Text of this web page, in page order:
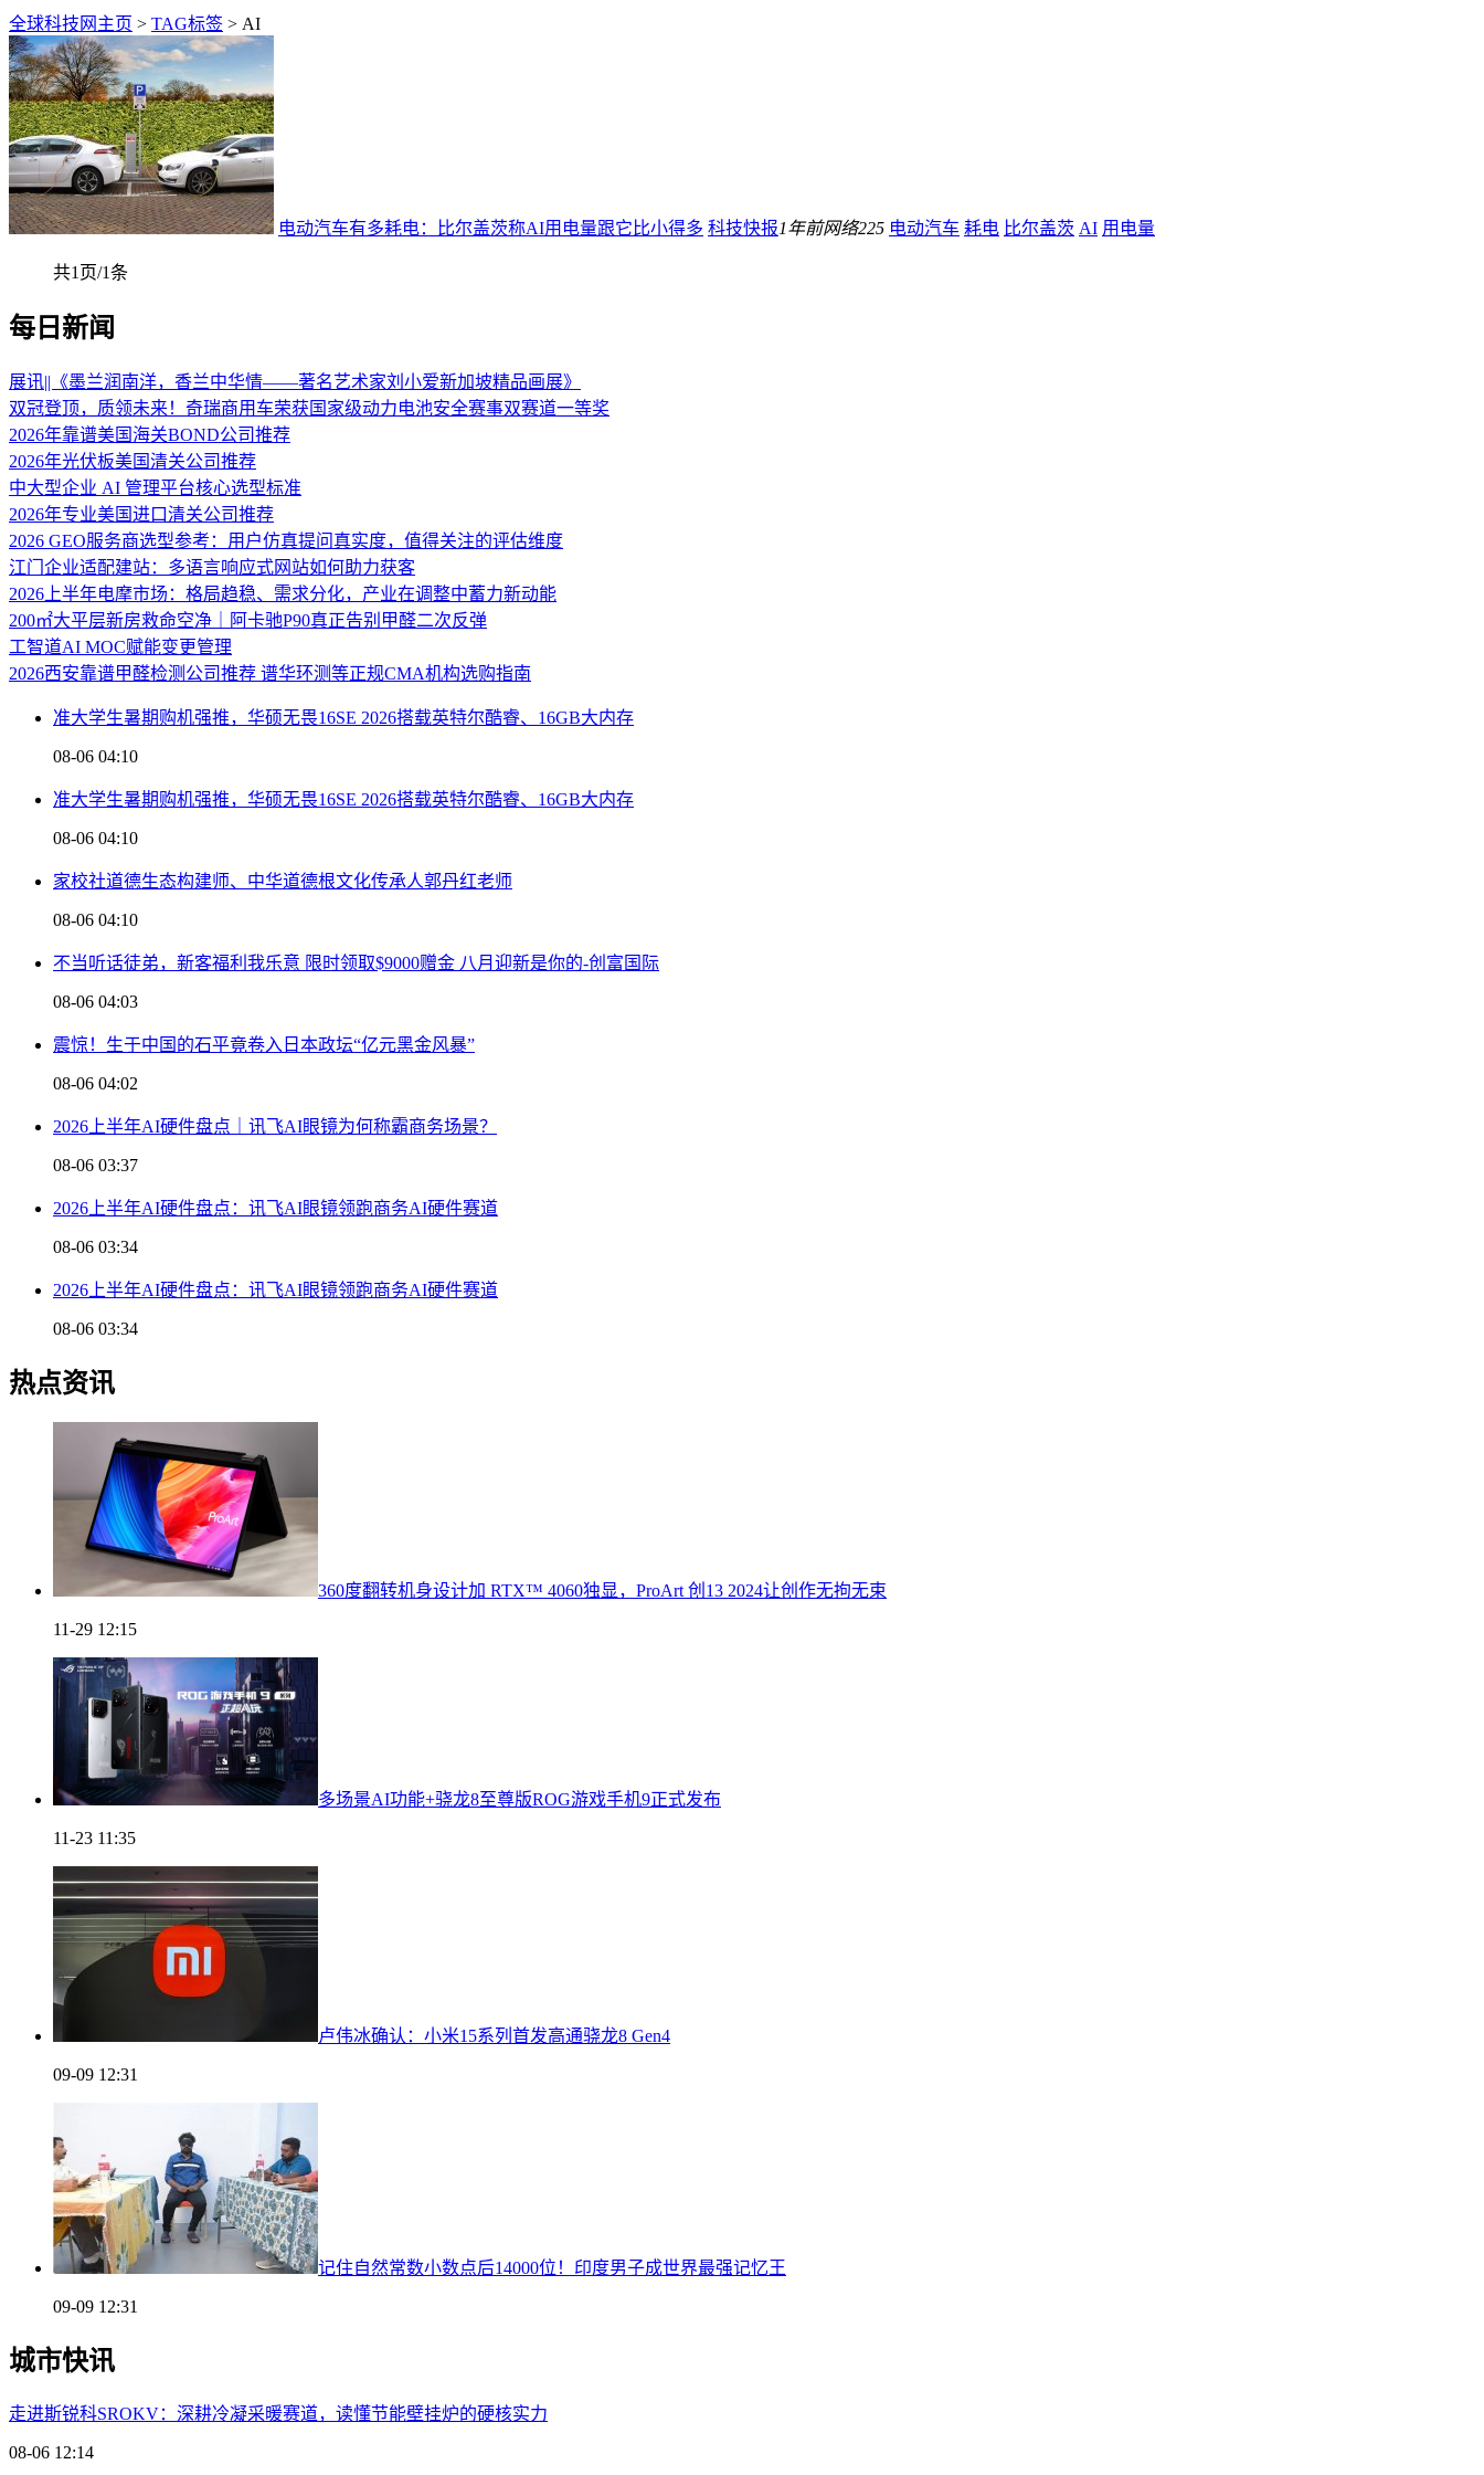
全球科技网主页 > TAG标签 > AI
电动汽车有多耗电：比尔盖茨称AI用电量跟它比小得多 科技快报1年前网络225 电动汽车 耗电 比尔盖茨 AI 用电量
共1页/1条
每日新闻
展讯||《墨兰润南洋，香兰中华情——著名艺术家刘小爱新加坡精品画展》
双冠登顶，质领未来！奇瑞商用车荣获国家级动力电池安全赛事双赛道一等奖
2026年靠谱美国海关BOND公司推荐
2026年光伏板美国清关公司推荐
中大型企业 AI 管理平台核心选型标准
2026年专业美国进口清关公司推荐
2026 GEO服务商选型参考：用户仿真提问真实度，值得关注的评估维度
江门企业适配建站：多语言响应式网站如何助力获客
2026上半年电摩市场：格局趋稳、需求分化，产业在调整中蓄力新动能
200㎡大平层新房救命空净｜阿卡驰P90真正告别甲醛二次反弹
工智道AI MOC赋能变更管理
2026西安靠谱甲醛检测公司推荐 谱华环测等正规CMA机构选购指南
准大学生暑期购机强推，华硕无畏16SE 2026搭载英特尔酷睿、16GB大内存
08-06 04:10
准大学生暑期购机强推，华硕无畏16SE 2026搭载英特尔酷睿、16GB大内存
08-06 04:10
家校社道德生态构建师、中华道德根文化传承人郭丹红老师
08-06 04:10
不当听话徒弟，新客福利我乐意 限时领取$9000赠金 八月迎新是你的-创富国际
08-06 04:03
震惊！生于中国的石平竟卷入日本政坛“亿元黑金风暴”
08-06 04:02
2026上半年AI硬件盘点｜讯飞AI眼镜为何称霸商务场景？
08-06 03:37
2026上半年AI硬件盘点：讯飞AI眼镜领跑商务AI硬件赛道
08-06 03:34
2026上半年AI硬件盘点：讯飞AI眼镜领跑商务AI硬件赛道
08-06 03:34
热点资讯
360度翻转机身设计加 RTX™ 4060独显，ProArt 创13 2024让创作无拘无束
11-29 12:15
多场景AI功能+骁龙8至尊版ROG游戏手机9正式发布
11-23 11:35
卢伟冰确认：小米15系列首发高通骁龙8 Gen4
09-09 12:31
记住自然常数小数点后14000位！印度男子成世界最强记忆王
09-09 12:31
城市快讯
走进斯锐科SROKV：深耕冷凝采暖赛道，读懂节能壁挂炉的硬核实力
08-06 12:14